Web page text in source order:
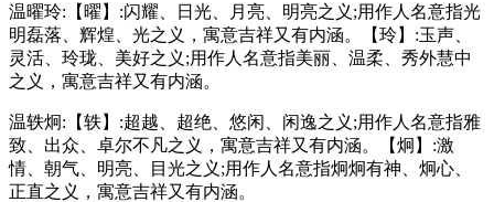
温曜玲:【曜】:闪耀、日光、月亮、明亮之义;用作人名意指光
明磊落、辉煌、光之义，寓意吉祥又有内涵。【玲】:玉声、
灵活、玲珑、美好之义;用作人名意指美丽、温柔、秀外慧中
之义，寓意吉祥又有内涵。
温轶炯:【轶】:超越、超绝、悠闲、闲逸之义;用作人名意指雅
致、出众、卓尔不凡之义，寓意吉祥又有内涵。【炯】:激
情、朝气、明亮、目光之义;用作人名意指炯炯有神、炯心、
正直之义，寓意吉祥又有内涵。